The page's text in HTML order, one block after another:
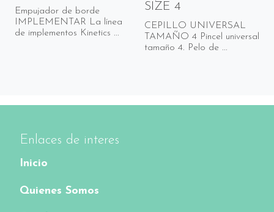
Empujador de borde
IMPLEMENTAR La línea
de implementos Kinetics ...
SIZE 4
CEPILLO UNIVERSAL
TAMAÑO 4 Pincel universal
tamaño 4. Pelo de ...
Enlaces de interes
Inicio
Quienes Somos